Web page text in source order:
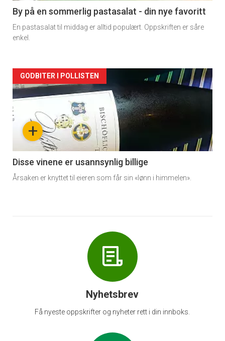
5
By på en sommerlig pastasalat - din nye favoritt
En pastasalat til middag er alltid populært. Oppskriften er såre
enkel.
Forsiden
akkurat
nå
6
+
GODBITER I POLLISTEN
Disse vinene er usannsynlig billige
Årsaken er knyttet til eieren som får sin «lønn i himmelen».
Nyhetsbrev
Få nyeste oppskrifter og nyheter rett i din innboks.